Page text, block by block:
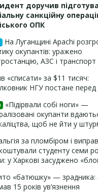
доручив
санкційну
ОПК
На Луганщині Apachi
окупантів: уражено
АЗС і транспорт
«списати» за $11 тисяч:
НГУ постане
«Підірвали собі ноги» —
окупанти
щоб не йти у
за пломбіром і
коштували студенту семи
у Харкові засуджено
«батюшку» — зрадника:
15 років ув’язнення